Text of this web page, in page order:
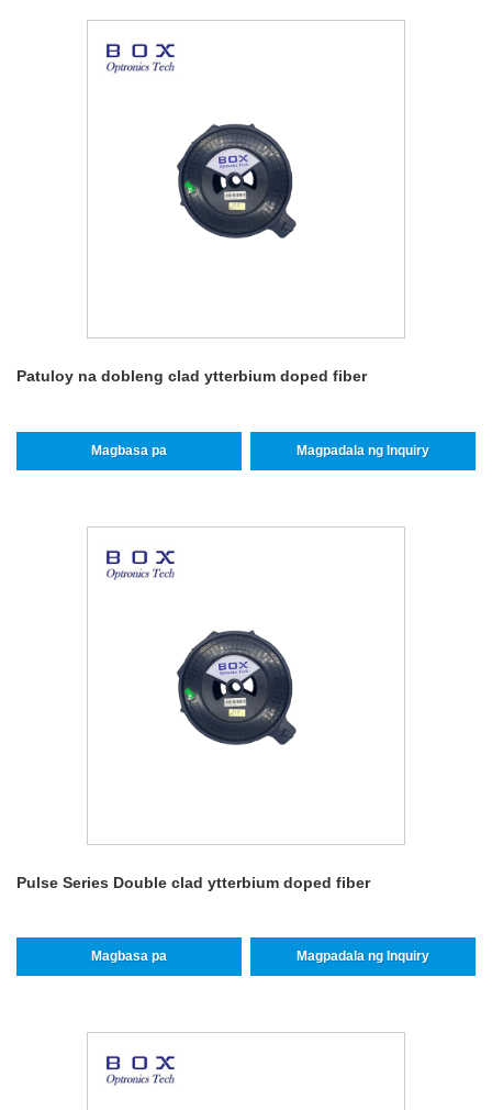
Patuloy na dobleng clad ytterbium doped fiber
Magbasa pa Magpadala ng Inquiry
Pulse Series Double clad ytterbium doped fiber
Magbasa pa Magpadala ng Inquiry